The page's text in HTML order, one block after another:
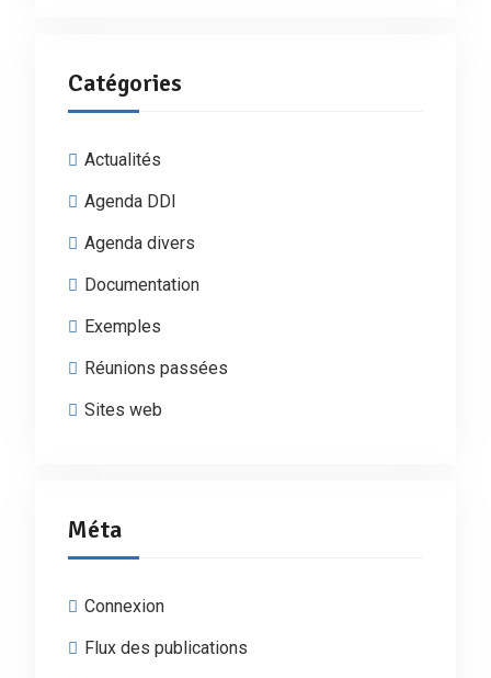
Catégories
Actualités
Agenda DDI
Agenda divers
Documentation
Exemples
Réunions passées
Sites web
Méta
Connexion
Flux des publications